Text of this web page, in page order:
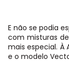
E não se podia
com misturas
mais especial. À
e o modelo